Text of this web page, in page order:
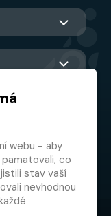
webu - aby
co
stav vaší
nevhodnou